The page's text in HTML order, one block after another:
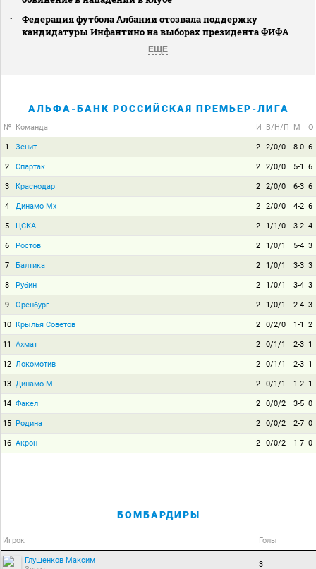
Федерация футбола Албании отозвала поддержку
кандидатуры Инфантино на выборах президента ФИФА
ЕЩЕ
АЛЬФА-БАНК РОССИЙСКАЯ ПРЕМЬЕР-ЛИГА
№ Команда И В/Н/П М О
1 Зенит 2 2/0/0 8-0 6
2 Спартак 2 2/0/0 5-1 6
3 Краснодар 2 2/0/0 6-3 6
4 Динамо Мх 2 2/0/0 4-2 6
5 ЦСКА 2 1/1/0 3-2 4
6 Ростов 2 1/0/1 5-4 3
7 Балтика 2 1/0/1 3-3 3
8 Рубин 2 1/0/1 3-4 3
9 Оренбург 2 1/0/1 2-4 3
10 Крылья Советов 2 0/2/0 1-1 2
11 Ахмат 2 0/1/1 2-3 1
12 Локомотив 2 0/1/1 2-3 1
13 Динамо М 2 0/1/1 1-2 1
14 Факел 2 0/0/2 3-5 0
15 Родина 2 0/0/2 2-7 0
16 Акрон 2 0/0/2 1-7 0
БОМБАРДИРЫ
Игрок Голы
Глушенков Максим
3